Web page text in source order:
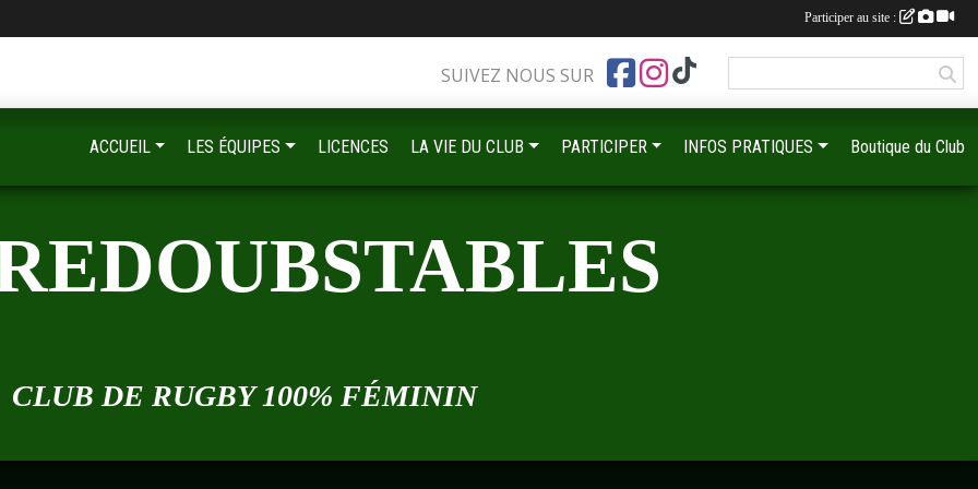
CLUB DE RUGBY 100% FÉMININ
SUIVEZ NOUS SUR
ACCUEIL LES ÉQUIPES LICENCES LA VIE DU CLUB PARTICIPER INFOS PRATIQUES Boutique du Club
Participer au site :
•